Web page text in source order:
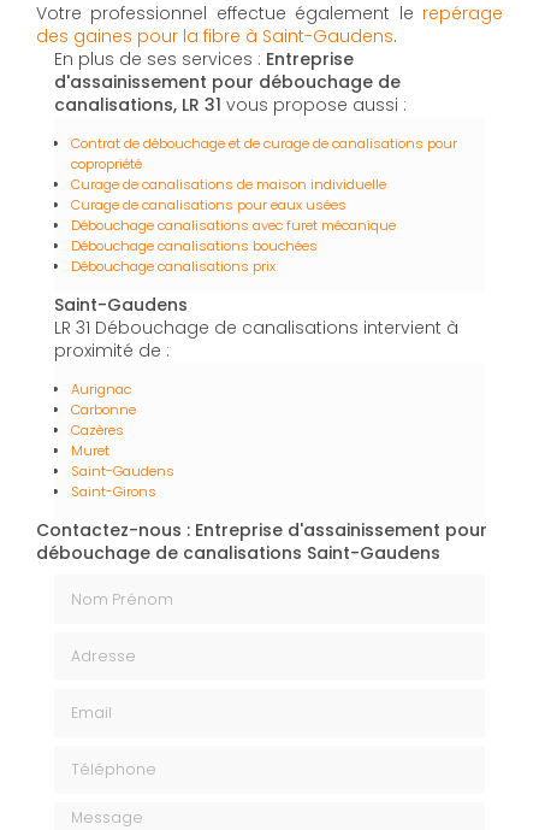
Votre professionnel effectue également le repérage
des gaines pour la fibre à Saint-Gaudens.
En plus de ses services : Entreprise
d'assainissement pour débouchage de
canalisations, LR 31 vous propose aussi :
Contrat de débouchage et de curage de canalisations pour
copropriété
Curage de canalisations de maison individuelle
Curage de canalisations pour eaux usées
Débouchage canalisations avec furet mécanique
Débouchage canalisations bouchées
Débouchage canalisations prix
Saint-Gaudens
LR 31 Débouchage de canalisations intervient à
proximité de :
Aurignac
Carbonne
Cazères
Muret
Saint-Gaudens
Saint-Girons
Contactez-nous : Entreprise d'assainissement pour
débouchage de canalisations Saint-Gaudens
Message